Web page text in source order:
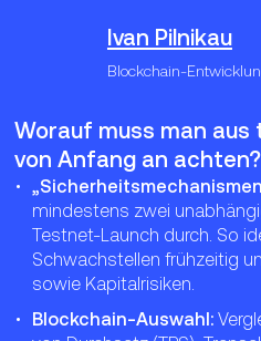
Worauf muss man
von Anfang an achten?
mindestens zwei
Testnet-Launch durch. So
Schwachstellen frühzeitig
sowie Kapitalrisiken.
Blockchain-Auswahl:
Ivan Pilnikau
Blockchain-